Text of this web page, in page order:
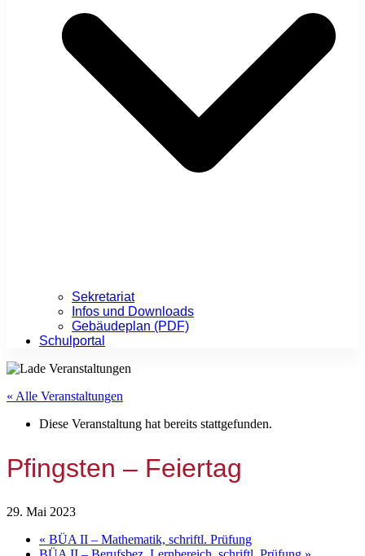
Sekretariat
Infos und Downloads
Gebäudeplan (PDF)
Schulportal
« Alle Veranstaltungen
Diese Veranstaltung hat bereits stattgefunden.
Pfingsten – Feiertag
29. Mai 2023
« BÜA II – Mathematik, schriftl. Prüfung